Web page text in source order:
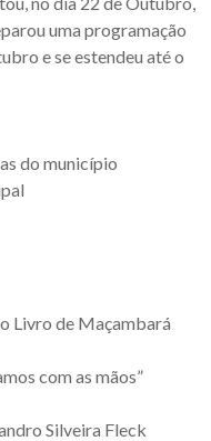
uma programação
e se estendeu até o
do município
Livro de Maçambará
com as mãos”
Silveira Fleck